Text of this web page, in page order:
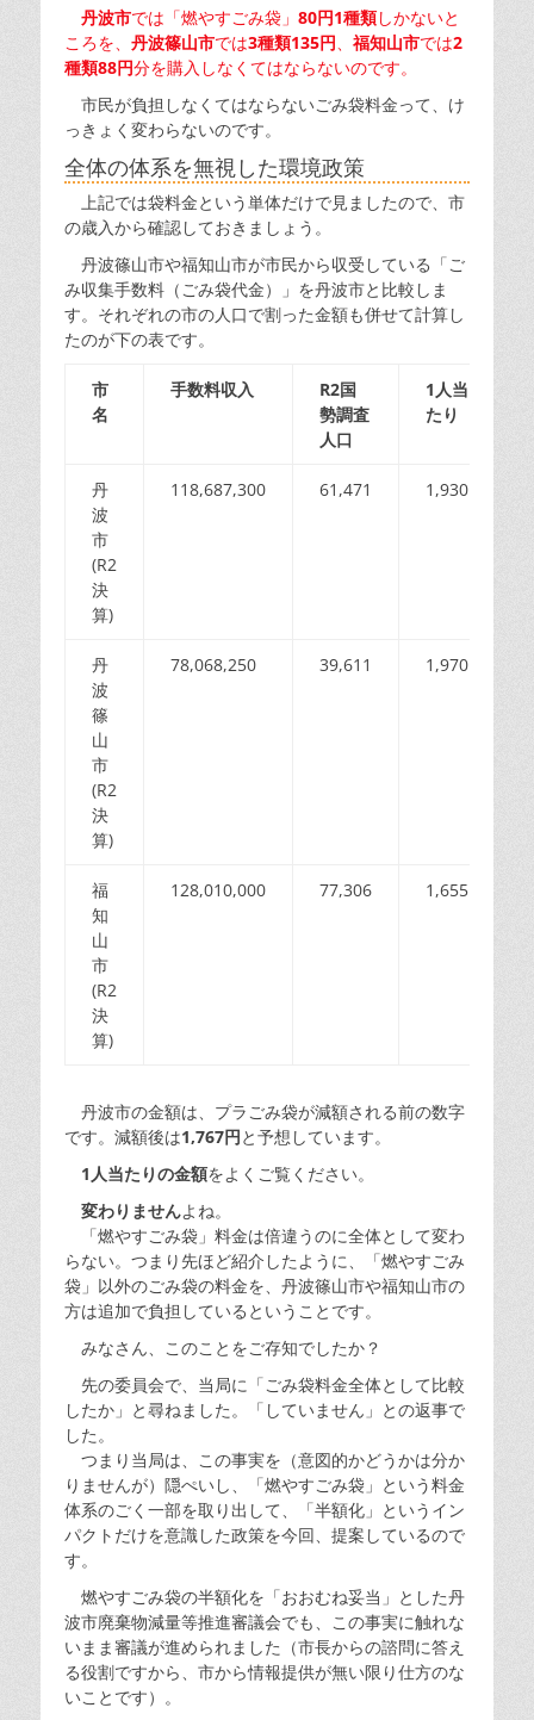
丹波市では「燃やすごみ袋」 80円1種類しかないと
ころを、 丹波篠山市では3種類135円 福知山市では2
種類88円分を購入しなくてはならないのです。
市民が負担しなくてはならないごみ袋料金って、け
っきょく変わらないのです。
全体の体系を無視した環境政策
上記では袋料金という単体だけで見ましたので、市
の歳入から確認しておきましょう。
丹波篠山市や福知山市が市民から収受している「ご
み収集手数料（ごみ袋代金）」を丹波市と比較しま
す。それぞれの市の人口で割った金額も併せて計算し
たのが下の表です。
市
名
手数料収入
R2国
勢調査
人口
1人当
たり
丹
波
市
(R2
決
算)
118,687,300 61,471 1,930
丹
波
篠
山
市
(R2
決
算)
78,068,250 39,611 1,970
福
知
山
市
(R2
決
算)
128,010,000 77,306 1,655
丹波市の金額は、プラごみ袋が減額される前の数字
です。減額後は1,767円と予想しています。
1人当たりの金額をよくご覧ください。
変わりませんよね。
「燃やすごみ袋」料金は倍違うのに全体として変わ
らない。つまり先ほど紹介したように、「燃やすごみ
袋」以外のごみ袋の料金を、丹波篠山市や福知山市の
方は追加で負担しているということです。
みなさん、このことをご存知でしたか？
先の委員会で、当局に「ごみ袋料金全体として比較
したか」と尋ねました。「していません」との返事で
した。
つまり当局は、この事実を（意図的かどうかは分か
りませんが）隠ぺいし、「燃やすごみ袋」という料金
体系のごく一部を取り出して、「半額化」というイン
パクトだけを意識した政策を今回、提案しているので
す。
燃やすごみ袋の半額化を「おおむね妥当」とした丹
波市廃棄物減量等推進審議会でも、この事実に触れな
いまま審議が進められました（市長からの諮問に答え
る役割ですから、市から情報提供が無い限り仕方のな
いことです）。